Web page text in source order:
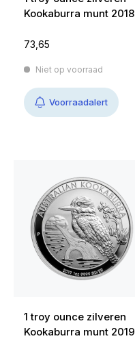
Kookaburra munt 2018
73,65
Niet op voorraad
Voorraadalert
1 troy ounce zilveren
Kookaburra munt 2019